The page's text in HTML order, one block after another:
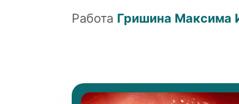
Работа Гришина Максима